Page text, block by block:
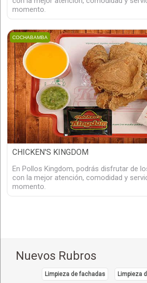
momento.
COCHABAMBA
CHICKEN'S KINGDOM
En Pollos Kingdom, podrás disfrutar de
con la mejor atención, comodidad y
momento.
Nuevos Rubros
Limpieza de fachadas Limpieza